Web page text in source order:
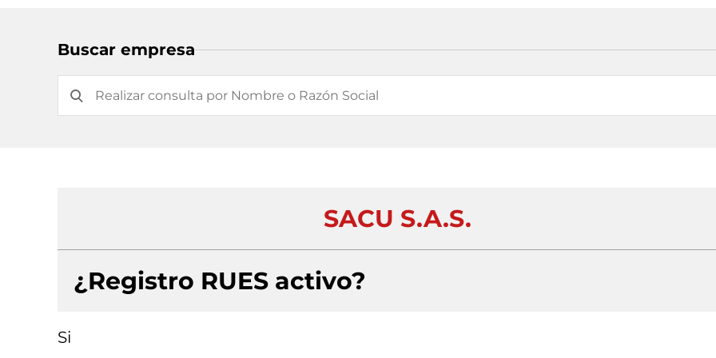
Buscar empresa
SACU S.A.S.
¿Registro RUES activo?
Si